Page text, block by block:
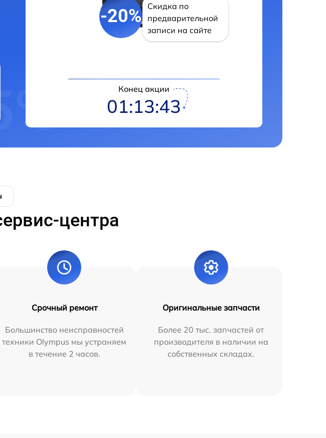
-20%
Скидка по
предварительной
записи на сайте
Конец акции
01:13:42
центра
Срочный ремонт
Большинство неисправностей
техники Olympus мы устраняем
в течение 2 часов.
Оригинальные запчасти
Более 20 тыс. запчастей от
производителя в наличии на
собственных складах.